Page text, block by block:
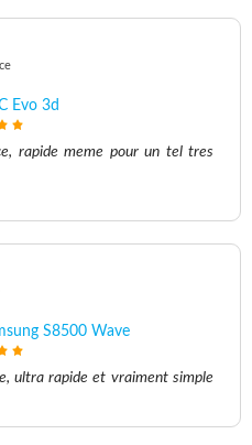
Evo 3d
rapide meme pour un tel tres
S8500 Wave
ultra rapide et vraiment simple